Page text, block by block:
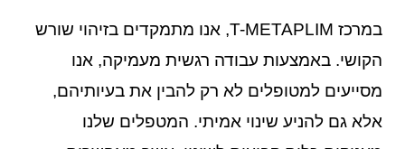
במרכז T-METAPLIM, אנו מתמקדים בזיהוי שורש
הקושי. באמצעות עבודה רגשית מעמיקה, אנו
מסייעים למטופלים לא רק להבין את בעיותיהם,
אלא גם להניע שינוי אמיתי. המטפלים שלנו